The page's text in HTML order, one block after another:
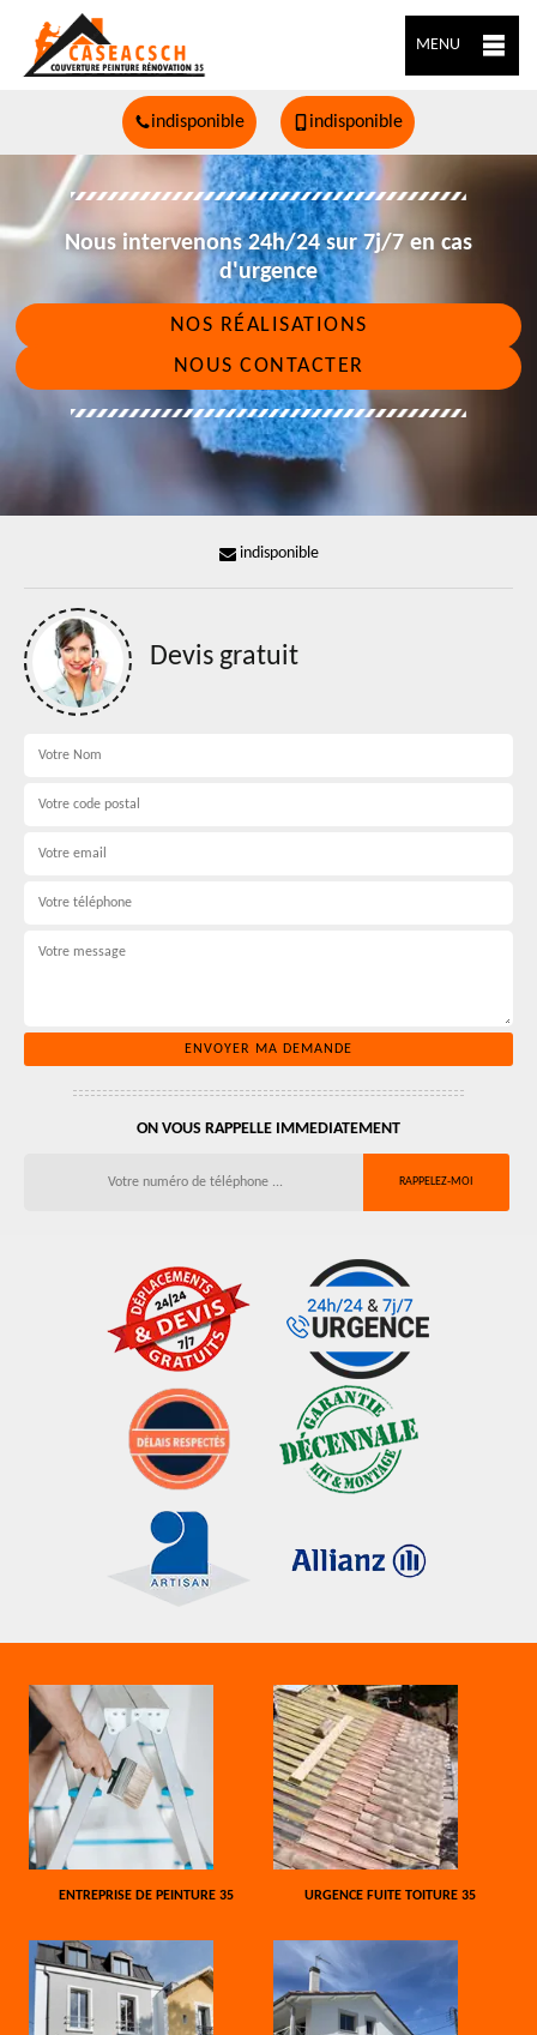
MENU
indisponible indisponible
Nous intervenons 24h/24 sur 7j/7 en cas
d'urgence
NOS RÉALISATIONS
NOUS CONTACTER
indisponible
Devis gratuit
ON VOUS RAPPELLE IMMEDIATEMENT
ENTREPRISE DE PEINTURE 35 URGENCE FUITE TOITURE 35